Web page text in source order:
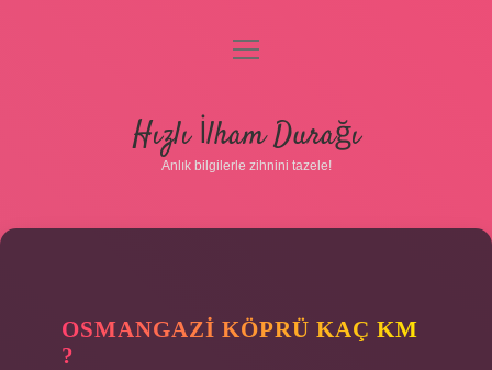
Gizlilik Politikası
Hakkımızda
menüyü
Hızlı İlham Durağı
Anlık bilgilerle zihnini tazele!
OSMANGAZI KÖPRÜ KAÇ KM
?